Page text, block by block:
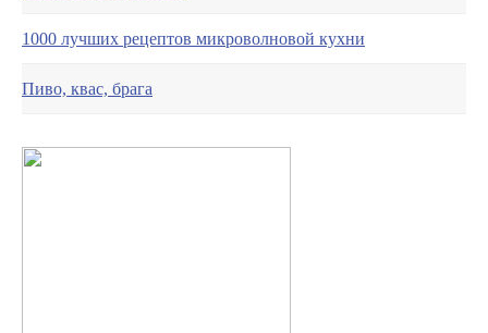
1000 лучших рецептов микроволновой кухни
Пиво, квас, брага